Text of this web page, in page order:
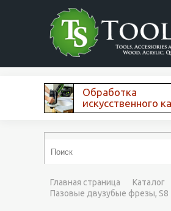
Обработка
искусственного
Главная страница Каталог
Пазовые двузубые фрезы, S8